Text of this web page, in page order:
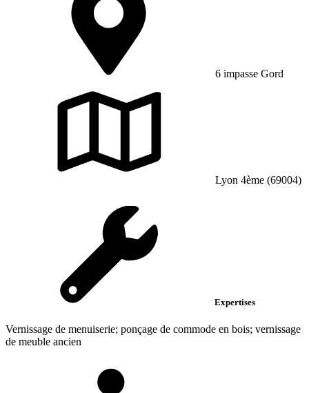
6 impasse Gord
Lyon 4ème (69004)
Expertises
Vernissage de menuiserie; ponçage de commode en bois; vernissage
de meuble ancien